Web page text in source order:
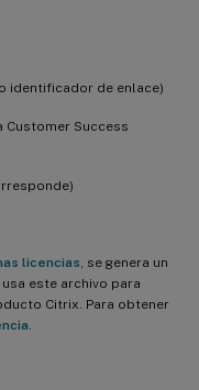
identificador de enlace)
Customer Success
licencias , se genera un
este archivo para
Citrix. Para obtener